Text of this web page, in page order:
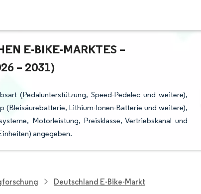
E-BIKE-MARKTES – W
– 2031)
(Pedalunterstützung, Speed-Pedelec und weitere),
Lithium-Ionen-Batterie und weitere),
Motorleistung, Preisklasse, Vertriebskanal und
angegeben.
Deutschland E-Bike-Markt